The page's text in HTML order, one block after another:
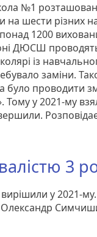
№1
на шести різних
1200
ДЮСШ
із
заміни.
проводити
Тому у 2021-му
3
у 2021-
Олександр